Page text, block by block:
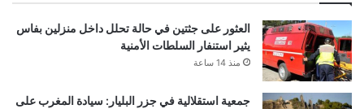
العثور على جثتين في حالة تحلل داخل منزلين بفاس
يثير استنفار السلطات الأمنية
منذ 14 ساعة
جمعية استقلالية في جزر البليار: سيادة المغرب على